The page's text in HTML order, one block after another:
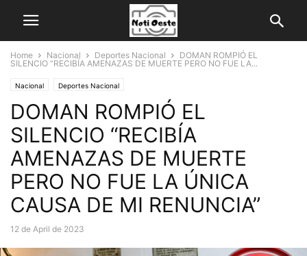
Home Nacional Deportes Nacional
DOMAN ROMPIÓ EL
SILENCIO “RECIBÍA AMENAZAS DE MUERTE PERO NO FUE LA...
Nacional Deportes Nacional
DOMAN ROMPIÓ EL
SILENCIO “RECIBÍA
AMENAZAS DE MUERTE
PERO NO FUE LA ÚNICA
CAUSA DE MI RENUNCIA”
12 de April de 2023